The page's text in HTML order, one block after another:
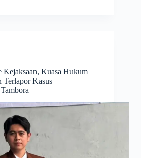
Kejaksaan, Kuasa Hukum
Terlapor Kasus